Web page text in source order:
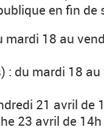
en fin de
mardi 18 au
: du mardi 18
21 avril de
23 avril de